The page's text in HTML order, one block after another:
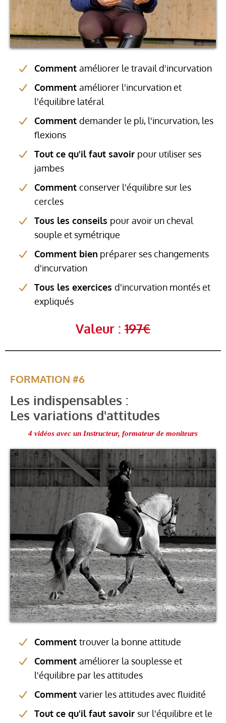
Comment améliorer le travail d'incurvation
Comment améliorer l'incurvation et
l'équilibre latéral
Comment demander le pli, l'incurvation, les
flexions
Tout ce qu'il faut savoir pour utiliser ses
jambes
Comment conserver l'équilibre sur les
cercles
Tous les conseils pour avoir un cheval
souple et symétrique
Comment bien préparer ses changements
d'incurvation
Tous les exercices d'incurvation montés et
expliqués
Valeur : 197€
FORMATION #6
Les indispensables :
Les variations d'attitudes
4 vidéos avec un Instructeur, formateur de moniteurs
Comment trouver la bonne attitude
Comment améliorer la souplesse et
l'équilibre par les attitudes
Comment varier les attitudes avec fluidité
Tout ce qu'il faut savoir sur l'équilibre et le